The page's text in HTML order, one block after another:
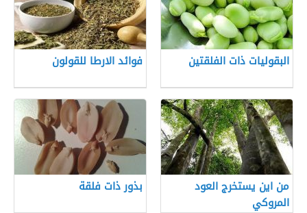
البقوليات ذات الفلقتين فوائد الارطا للقولون
من اين يستخرج العود
المروكي
بذور ذات فلقة